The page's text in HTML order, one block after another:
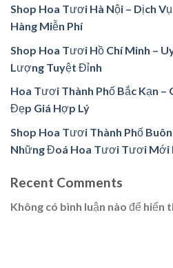
Shop Hoa Tươi Hà Nội – Dịch
Hàng Miễn Phí
Shop Hoa Tươi Hồ Chí Minh –
Lượng Tuyệt Đỉnh
Hoa Tươi Thành Phố Bắc Kạn –
Đẹp Giá Hợp Lý
Shop Hoa Tươi Thành Phố
Những Đoá Hoa Tươi Tươi Mới
Recent Comments
Không có bình luận nào để hiển